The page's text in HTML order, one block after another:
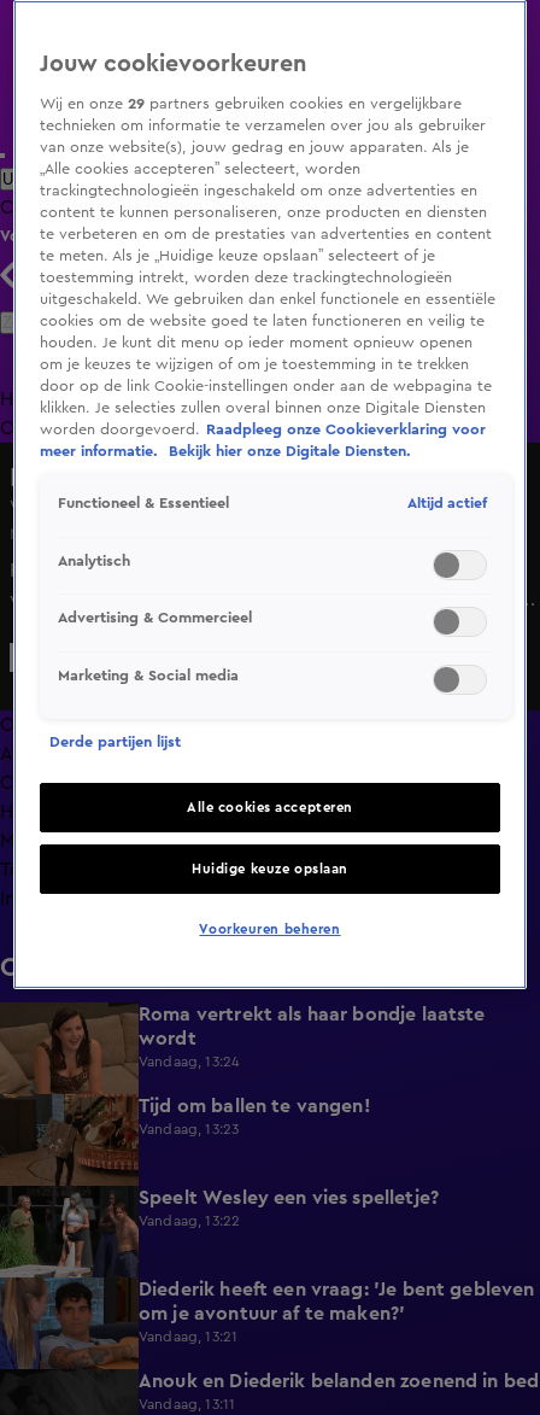
Uitzending Gemist Populaire programma's Zenders Genres
ClipsFilmsRadioSmart TV inlogShop
Volg KIJK
Zoeken
HomeUitzending Gemist Programma's De Bondgenoten
OranjezomerLivestreamsShop
Voor Robert is de maat vol: 'Laat mij met rust'
Ma 18 mei, 11:08
Robert flipt hem. Hij kan er niet tegen dat Roxy geheimen
voor hem heeft. Hij zorgt ervoor dat alle Bondgenoten op
scherp staan en hun ogen uitkijken.
Overzicht
Afleveringen
Clips
Hoe is het nu met?
Macdate met Nick Eshuis
Terugblik
Info
Clips
Roma vertrekt als haar bondje laatste
wordt
Vandaag, 13:24
Tijd om ballen te vangen!
Vandaag, 13:23
0:48 Speelt Wesley een vies spelletje?
Vandaag, 13:22
0:37
Diederik heeft een vraag: 'Je bent gebleven
om je avontuur af te maken?'
Vandaag, 13:21
Anouk en Diederik belanden zoenend in bed
Vandaag, 13:11
Jouw cookievoorkeuren
Wij en onze29 partners gebruiken cookies en vergelijkbare
technieken om informatie te verzamelen over jou als gebruiker
van onze website(s), jouw gedrag en jouw apparaten. Als je
„Alle cookies accepteren” selecteert, worden
trackingtechnologieën ingeschakeld om onze advertenties en
content te kunnen personaliseren, onze producten en diensten
te verbeteren en om de prestaties van advertenties en content
te meten. Als je „Huidige keuze opslaan” selecteert of je
toestemming intrekt, worden deze trackingtechnologieën
uitgeschakeld. We gebruiken dan enkel functionele en essentiële
cookies om de website goed te laten functioneren en veilig te
houden. Je kunt dit menu op ieder moment opnieuw openen
om je keuzes te wijzigen of om je toestemming in te trekken
door op de link Cookie-instellingen onder aan de webpagina te
klikken. Je selecties zullen overal binnen onze Digitale Diensten
worden doorgevoerd.
Raadpleeg onze Cookieverklaring voor
meer informatie.
Bekijk hier onze Digitale Diensten.
Functioneel & Essentieel Altijd actief
Analytisch
Advertising & Commercieel
Marketing & Social media
Derde partijen lijst
Alle cookies accepteren
Huidige keuze opslaan
Voorkeuren beheren